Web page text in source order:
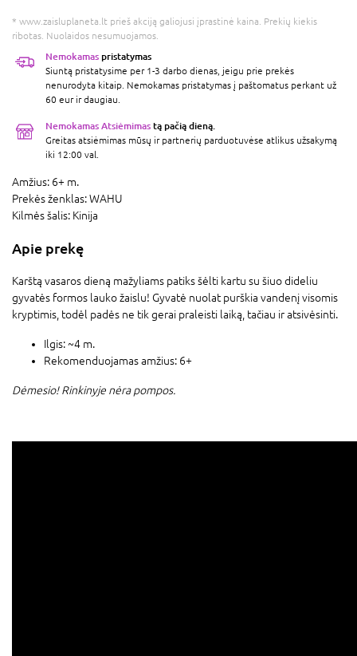
* www.zaisluplaneta.lt prieš akciją galiojusi įprastinė kaina. Prekių kiekis
ribotas. Nuolaidos nesumuojamos.
Nemokamas pristatymas
Siuntą pristatysime per 1-3 darbo dienas, jeigu prie prekės
nenurodyta kitaip. Nemokamas pristatymas į paštomatus perkant už
60 eur ir daugiau.
Nemokamas Atsiėmimas tą pačią dieną.
Greitas atsiėmimas mūsų ir partnerių parduotuvėse atlikus užsakymą
iki 12:00 val.
Amžius: 6+ m.
Prekės ženklas:WAHU
Kilmės šalis: Kinija
Apie prekę
Karštą vasaros dieną mažyliams patiks šėlti kartu su šiuo dideliu
gyvatės formos lauko žaislu! Gyvatė nuolat purškia vandenį visomis
kryptimis, todėl padės ne tik gerai praleisti laiką, tačiau ir atsivėsinti.
Ilgis: ~4 m.
Rekomenduojamas amžius: 6+
Dėmesio! Rinkinyje nėra pompos.